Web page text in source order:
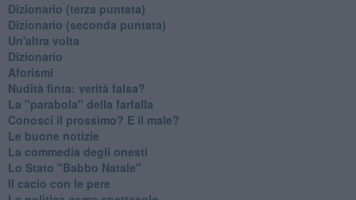
​Dizionario (terza puntata)
​Dizionario (seconda puntata)
Un'altra volta
Dizionario
Aforismi
Nudità finta: verità falsa?
La "parabola" della farfalla
Conosci il prossimo? E il male?
Le buone notizie
La commedia degli onesti
Lo Stato "Babbo Natale"
Il cacio con le pere